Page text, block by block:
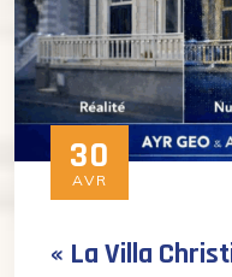
30
AVR
« La Villa